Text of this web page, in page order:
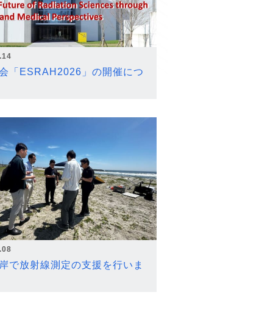
「ESRAH2026」の開催につ
で放射線測定の支援を行いま